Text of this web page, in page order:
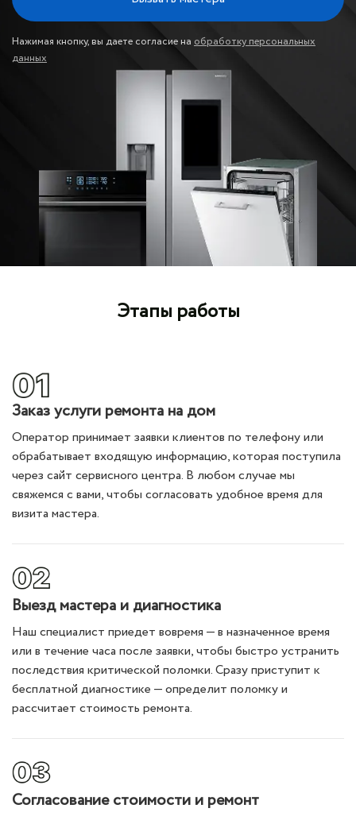
Нажимая кнопку, вы даете согласие на обработку персональных
данных
Этапы работы
Заказ услуги ремонта на дом
Оператор принимает заявки клиентов по телефону или
обрабатывает входящую информацию, которая поступила
через сайт сервисного центра. В любом случае мы
свяжемся с вами, чтобы согласовать удобное время для
визита мастера.
Выезд мастера и диагностика
Наш специалист приедет вовремя — в назначенное время
или в течение часа после заявки, чтобы быстро устранить
последствия критической поломки. Сразу приступит к
бесплатной диагностике — определит поломку и
рассчитает стоимость ремонта.
Согласование стоимости и ремонт